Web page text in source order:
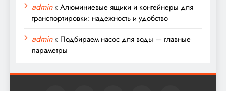
adminкАлюминиевые ящики и контейнеры для
транспортировки: надежность и удобство
adminк Подбираем насос для воды — главные
параметры